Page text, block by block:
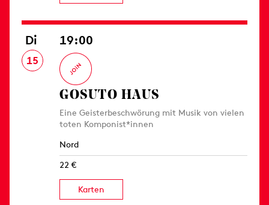
Di
15
19:00
GOSUTO HAUS
Eine Geisterbeschwörung mit Musik von vielen
toten Komponist*innen
Nord
22 €
Karten